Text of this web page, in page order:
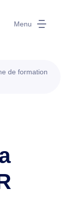
Menu
de formation